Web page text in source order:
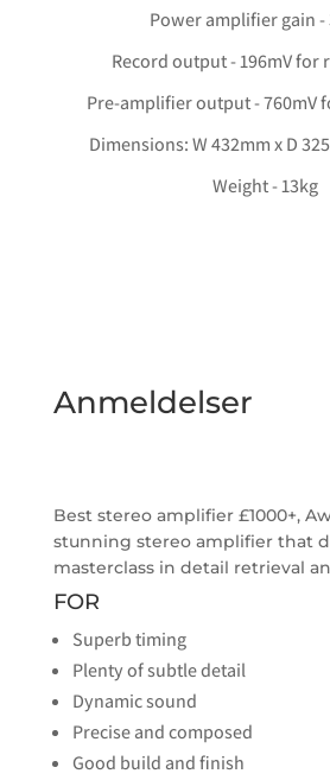
Power amplifier gain -
Record output - 196mV for
Pre-amplifier output - 760mV
Dimensions: W 432mm x D
Weight - 13kg
Anmeldelser
Best stereo amplifier £1000+,
stunning stereo amplifier that
masterclass in detail retrieval
FOR
Superb timing
Plenty of subtle detail
Dynamic sound
Precise and composed
Good build and finish